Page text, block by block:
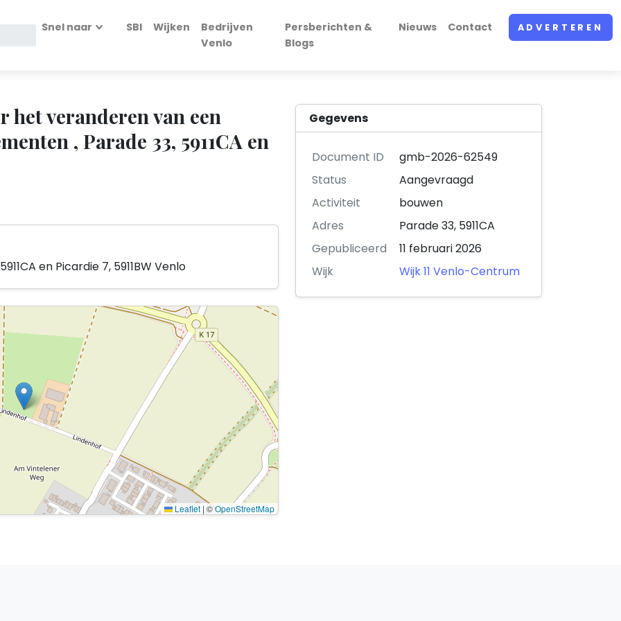
Snel naar SBI Wijken
Bedrijven
Venlo
Persberichten &
Blogs
Nieuws Contact ADVERTEREN
veranderen van een
, Parade 33, 5911CA en
en Picardie 7, 5911BW Venlo
Leaflet | ©OpenStreetMap
Gegevens
Document ID
gmb-2026-62549
Status
Aangevraagd
Activiteit
bouwen
Adres
Parade 33, 5911CA
Gepubliceerd
11 februari 2026
Wijk
Wijk 11 Venlo-Centrum